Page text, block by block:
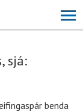
sjá:
benda